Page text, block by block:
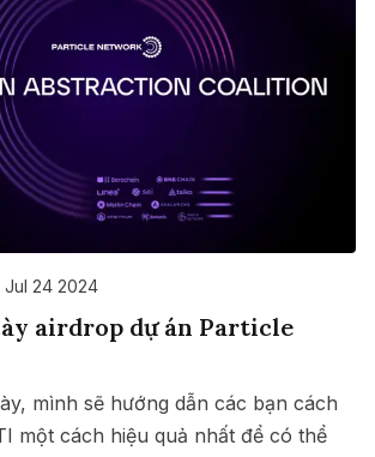
Jul 24 2024
airdrop dự án Particle
mình sẽ hướng dẫn các bạn cách
một cách hiệu quả nhất để có thể